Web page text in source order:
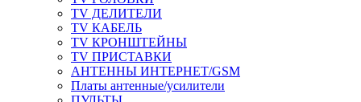
TV ДЕЛИТЕЛИ
TV КАБЕЛЬ
TV КРОНШТЕЙНЫ
TV ПРИСТАВКИ
АНТЕННЫ ИНТЕРНЕТ/GSM
Платы антенные/усилители